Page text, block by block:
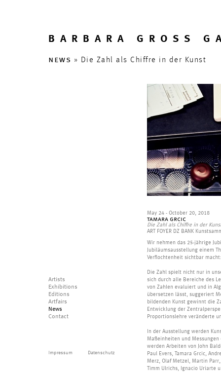
BARBARA GROSS
news » Die Zahl als Chiffre in der Kunst
May 24 - October 20, 2018
tamara grcic
Die Zahl als Chiffre in der
ART FOYER DZ BANK
Wir nehmen das 25-jährige
Jubiläumsausstellung einem
Verflochtenheit sichtbar
Die Zahl spielt nicht nur in
sich durch alle Bereiche des
von Zahlen evaluiert und in
übersetzen lässt, suggeriert
bildenden Kunst gewinnt die
Entwicklung der
Proportionslehre veränderte
In der Ausstellung werden
Maßeinheiten und
werden Arbeiten von John
Paul Evers, Tamara Grcic,
Merz, Olaf Metzel, Martin
Timm Ulrichs, Ignacio Uriarte
Artists
Exhibitions
Editions
Artfairs
News
Contact
Impressum Datenschutz